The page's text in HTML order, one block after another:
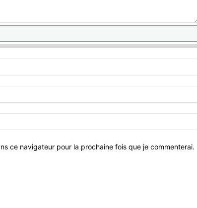
ce navigateur pour la prochaine fois que je commenterai.